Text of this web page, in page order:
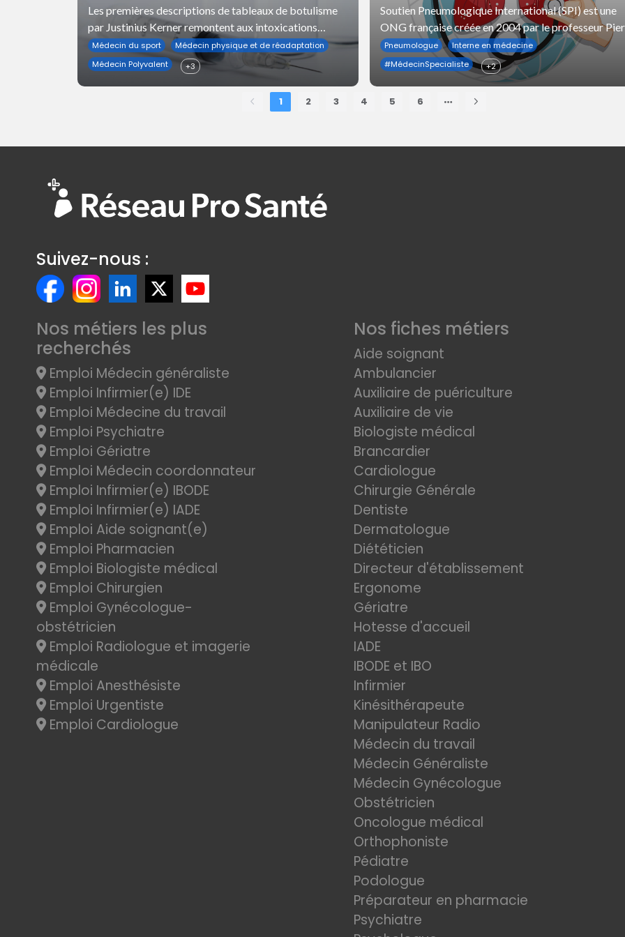
Les premières descriptions de tableaux de botulisme
par Justinius Kerner remontent aux intoxications
alimentaires en Europe rapportées en 1822 où l'on
observe déjà des paralysies flasques bilaté
Médecin du sport
Médecin physique et de réadaptation
Médecin Polyvalent
+3
Retour sur une mission au
Rwanda
Soutien Pneumologique International (SPI) est une
ONG française créée en 2004 par le professeur
L'Her.
Pneumologue
Interne en médecine
#MédecinSpecialiste +2
1 2 3 4 5 6
Suivez-nous :
Nos métiers les plus
recherchés
Emploi Médecin généraliste
Emploi Infirmier(e) IDE
Emploi Médecine du travail
Emploi Psychiatre
Emploi Gériatre
Emploi Médecin coordonnateur
Emploi Infirmier(e) IBODE
Emploi Infirmier(e) IADE
Emploi Aide soignant(e)
Emploi Pharmacien
Emploi Biologiste médical
Emploi Chirurgien
Emploi Gynécologue-
obstétricien
Emploi Radiologue et imagerie
médicale
Emploi Anesthésiste
Emploi Urgentiste
Emploi Cardiologue
Nos fiches métiers
Aide soignant
Ambulancier
Auxiliaire de puériculture
Auxiliaire de vie
Biologiste médical
Brancardier
Cardiologue
Chirurgie Générale
Dentiste
Dermatologue
Diététicien
Directeur d'établissement
Ergonome
Gériatre
Hotesse d'accueil
IADE
IBODE et IBO
Infirmier
Kinésithérapeute
Manipulateur Radio
Médecin du travail
Médecin Généraliste
Médecin Gynécologue
Obstétricien
Oncologue médical
Orthophoniste
Pédiatre
Podologue
Préparateur en pharmacie
Psychiatre